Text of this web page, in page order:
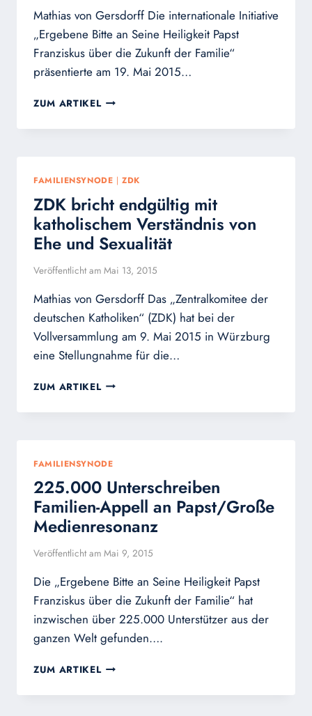
Mathias von Gersdorff Die internationale Initiative
„Ergebene Bitte an Seine Heiligkeit Papst
Franziskus über die Zukunft der Familie“
präsentierte am 19. Mai 2015…
ZUM ARTIKEL „VORRANGIGE
FÜR
BUCH
ZUR
FAMILIEN
SYNODE
LANCIERT
FAMILIENSYNODE |ZDK
ZDK bricht endgültig mit
katholischem Verständnis von
Ehe und Sexualität
Veröffentlicht am Mai 13, 2015
Mathias von Gersdorff Das „Zentralkomitee der
deutschen Katholiken“ (ZDK) hat bei der
Vollversammlung am 9. Mai 2015 in Würzburg
eine Stellungnahme für die…
ZUM ARTIKEL ZDK
ENDGÜLTIG
VON
EHE
UND
SEXUALITÄT
FAMILIENSYNODE
225.000 Unterschreiben
Familien-Appell an Papst/Große
Medienresonanz
Veröffentlicht am Mai 9, 2015
Die „Ergebene Bitte an Seine Heiligkeit Papst
Franziskus über die Zukunft der Familie“ hat
inzwischen über 225.000 Unterstützer aus der
ganzen Welt gefunden….
ZUM ARTIKEL 225.000
FAMILIEN-